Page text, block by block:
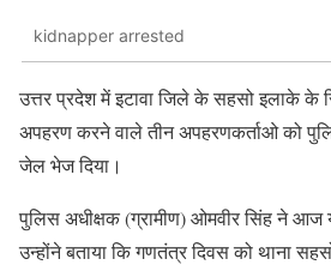
kidnapper arrested
उत्तर प्रदेश में इटावा जिले के सहसो इलाके के
अपहरण करने वाले तीन अपहरणकर्ताओ को
जेल भेज दिया।
पुलिस अधीक्षक (ग्रामीण) ओमवीर सिंह ने आज
उन्होंने बताया कि गणतंत्र दिवस को थाना